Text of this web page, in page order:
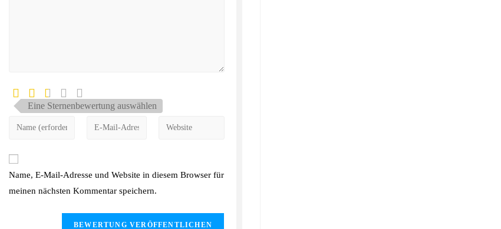
Eine Sternenbewertung auswählen
Name, E-Mail-Adresse und Website in diesem Browser für
meinen nächsten Kommentar speichern.